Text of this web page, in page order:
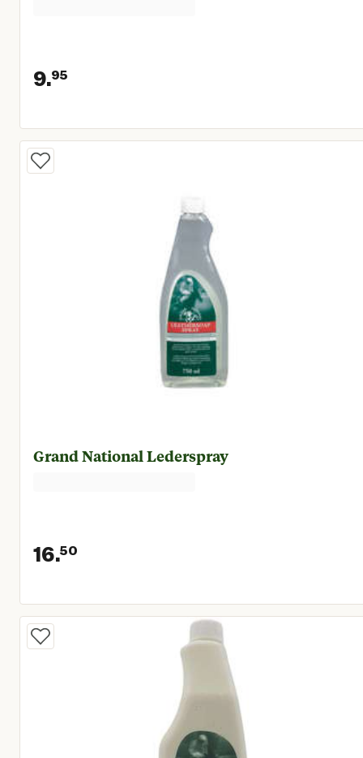
9.95
Huidige prijs € 9,95
Grand National Lederspray
16.50
Huidige prijs € 16,50